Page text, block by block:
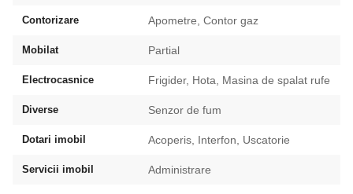
Contorizare Apometre, Contor gaz
Mobilat Partial
Electrocasnice Frigider, Hota, Masina de spalat rufe
Diverse Senzor de fum
Dotari imobil Acoperis, Interfon, Uscatorie
Servicii imobil Administrare